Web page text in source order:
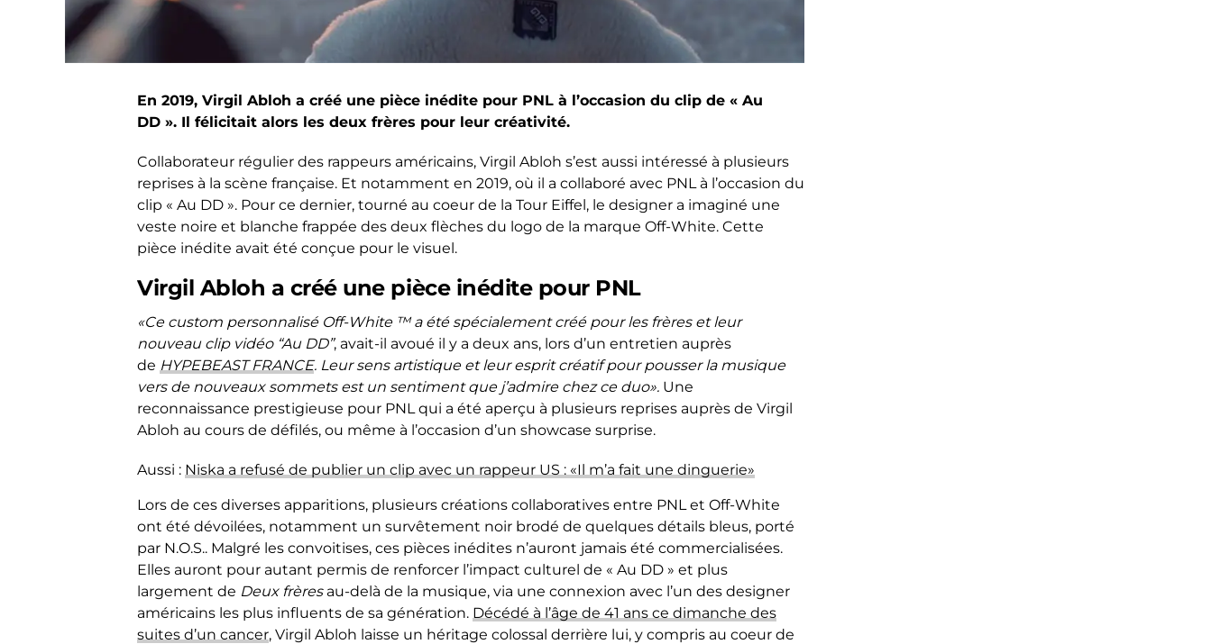
En 2019, Virgil Abloh a créé une pièce inédite pour PNL à l’occasion du clip de « Au
DD ». Il félicitait alors les deux frères pour leur créativité.
Collaborateur régulier des rappeurs américains, Virgil Abloh s’est aussi intéressé à plusieurs
reprises à la scène française. Et notamment en 2019, où il a collaboré avec PNL à l’occasion du
clip « Au DD ». Pour ce dernier, tourné au coeur de la Tour Eiffel, le designer a imaginé une
veste noire et blanche frappée des deux flèches du logo de la marque Off-White. Cette
pièce inédite avait été conçue pour le visuel.
Virgil Abloh a créé une pièce inédite pour PNL
«Ce custom personnalisé Off-White ™ a été spécialement créé pour les frères et leur
nouveau clip vidéo “Au DD”, avait-il avoué il y a deux ans, lors d’un entretien auprès
de HYPEBEAST FRANCE. Leur sens artistique et leur esprit créatif pour pousser la musique
vers de nouveaux sommets est un sentiment que j’admire chez ce duo». Une
reconnaissance prestigieuse pour PNL qui a été aperçu à plusieurs reprises auprès de Virgil
Abloh au cours de défilés, ou même à l’occasion d’un showcase surprise.
Aussi : Niska a refusé de publier un clip avec un rappeur US : «Il m’a fait une dinguerie»
Lors de ces diverses apparitions, plusieurs créations collaboratives entre PNL et Off-White
ont été dévoilées, notamment un survêtement noir brodé de quelques détails bleus, porté
par N.O.S.. Malgré les convoitises, ces pièces inédites n’auront jamais été commercialisées.
Elles auront pour autant permis de renforcer l’impact culturel de « Au DD » et plus
largement de Deux frèresau-delà de la musique, via une connexion avec l’un des designer
américains les plus influents de sa génération. Décédé à l’âge de 41 ans ce dimanche des
suites d’un cancer, Virgil Abloh laisse un héritage colossal derrière lui, y compris au coeur de